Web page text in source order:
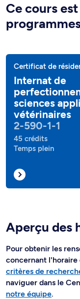
Ce cours
Certificat de
Internat de
sciences
vétérinaires
2-590-1-1
45 crédits
Temps plein
Aperçu des
Pour obtenir les
concernant l'horaire
critères de
naviguer dans le
notre équipe.